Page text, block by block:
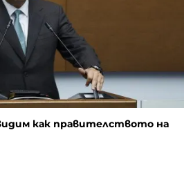
как правителството на